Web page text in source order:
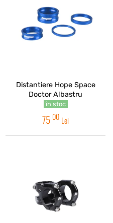
Distantiere Hope Space
Doctor Albastru
în stoc
75 00 Lei